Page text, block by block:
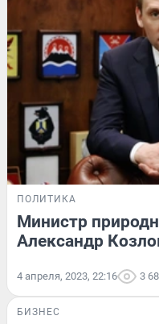
ПОЛИТИКА
Министр
Александр
4 апреля, 2023, 22:16 3
БИЗНЕС